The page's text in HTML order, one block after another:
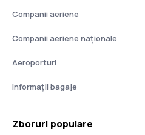
Companii aeriene
Companii aeriene naţionale
Aeroporturi
Informații bagaje
Zboruri populare